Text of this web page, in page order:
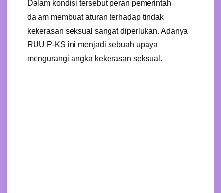
Dalam kondisi tersebut peran pemerintah
dalam membuat aturan terhadap tindak
kekerasan seksual sangat diperlukan. Adanya
RUU P-KS ini menjadi sebuah upaya
mengurangi angka kekerasan seksual.